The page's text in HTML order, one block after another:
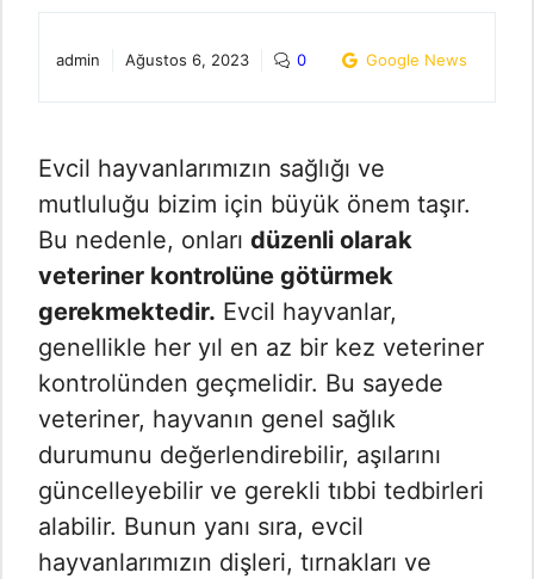
admin Ağustos 6, 2023 0 Google News
Evcil hayvanlarımızın sağlığı ve
mutluluğu bizim için büyük önem taşır.
Bu nedenle, onları düzenli olarak
veteriner kontrolüne götürmek
gerekmektedir. Evcil hayvanlar,
genellikle her yıl en az bir kez veteriner
kontrolünden geçmelidir. Bu sayede
veteriner, hayvanın genel sağlık
durumunu değerlendirebilir, aşılarını
güncelleyebilir ve gerekli tıbbi tedbirleri
alabilir. Bunun yanı sıra, evcil
hayvanlarımızın dişleri, tırnakları ve